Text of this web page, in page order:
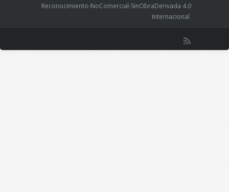
Reconocimiento-NoComercial-SinObraDerivada 4.0
Internacional